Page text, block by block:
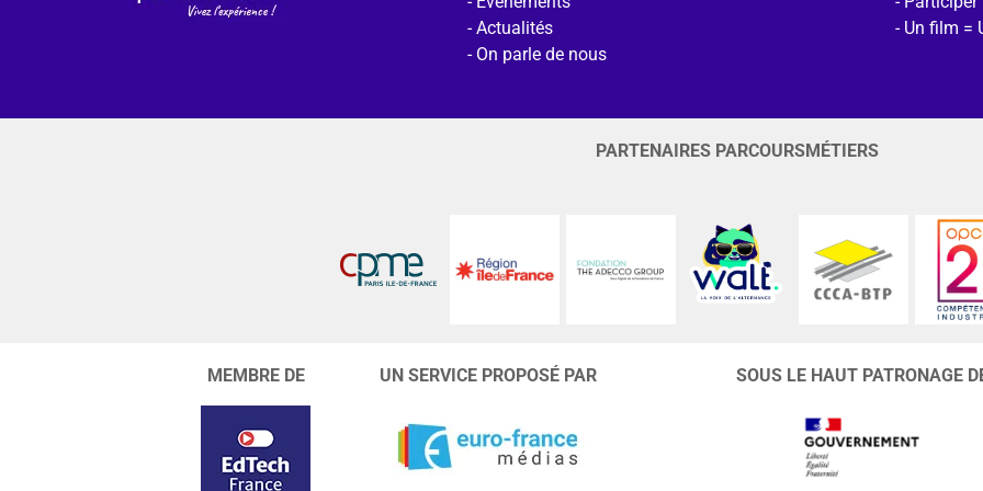
Actualités
On parle de nous
Un film =
PARTENAIRES PARCOURSMÉTIERS
MEMBRE DE UN SERVICE PROPOSÉ PAR SOUS LE HAUT PATRONAGE